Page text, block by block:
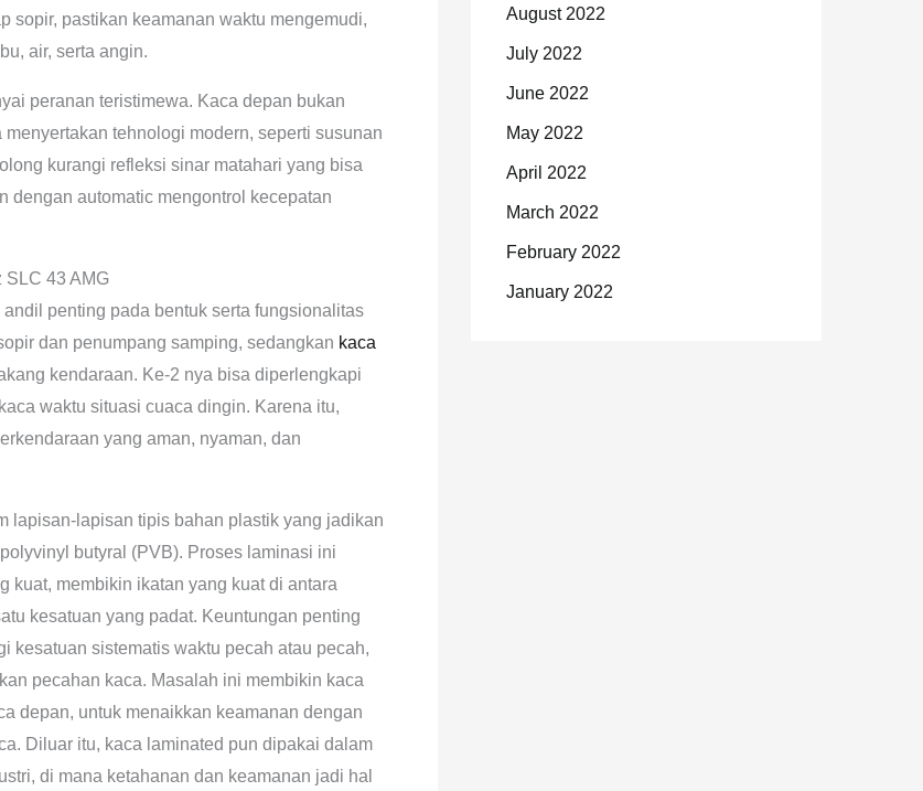
sopir, pastikan keamanan waktu mengemudi,
air, serta angin.
peranan teristimewa. Kaca depan bukan
tehnologi modern, seperti susunan
kurangi refleksi sinar matahari yang bisa
dengan automatic mengontrol kecepatan
SLC 43 AMG
penting pada bentuk serta fungsionalitas
dan penumpang samping, sedangkan kaca
kendaraan. Ke-2 nya bisa diperlengkapi
waktu situasi cuaca dingin. Karena itu,
yang aman, nyaman, dan
lapisan-lapisan tipis bahan plastik yang jadikan
butyral (PVB). Proses laminasi ini
kuat, membikin ikatan yang kuat di antara
kesatuan yang padat. Keuntungan penting
kesatuan sistematis waktu pecah atau pecah,
pecahan kaca. Masalah ini membikin kaca
depan, untuk menaikkan keamanan dengan
Diluar itu, kaca laminated pun dipakai dalam
di mana ketahanan dan keamanan jadi hal
August 2022
July 2022
June 2022
May 2022
April 2022
March 2022
February 2022
January 2022